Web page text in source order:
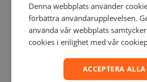
Denna webbplats använder
förbättra användarupplevelsen.
använda vår webbplats
cookies i enlighet med vår
ACCEPTERA ALLA